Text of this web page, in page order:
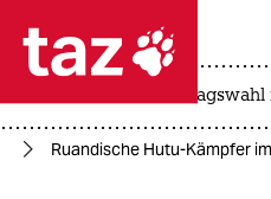
 taz
taz zahl ich
Ruandische Hutu-Kämpfer